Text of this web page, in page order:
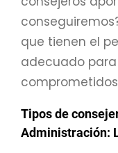
que tienen el
adecuado
Tipos de
Administración: